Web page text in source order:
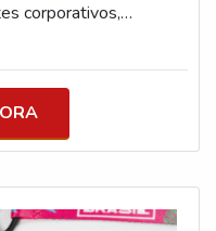
corporativos,
87 cm
12mm,
12mm a
15mm,